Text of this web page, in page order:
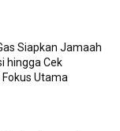
Siapkan Jamaah
hingga Cek
Utama